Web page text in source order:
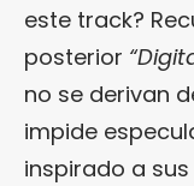
este track?
posterior
no se derivan
impide
inspirado a